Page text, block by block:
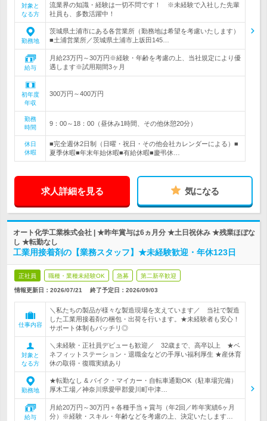
対象と
なる方
流業界の知識・経験は一切不問です！ ※未経験で入社した先輩
社員も、多数活躍中！
勤務地
茨城県土浦市にある各営業所（勤務地は希望を考慮いたします）
■土浦営業所／茨城県土浦市上坂田145…
給与
月給23万円～30万円※経験・年齢を考慮の上、当社規定により優
遇します※試用期間3ヶ月
初年度
年収
300万円～400万円
勤務
時間
9：00～18：00（昼休み1時間、その他休憩20分）
休日
休暇
■完全週休2日制（日曜・祝日・その他会社カレンダーによる）■
夏季休暇■年末年始休暇■有給休暇■慶弔休…
求人詳細を見る 気になる
オート化学工業株式会社 | ★昨年賞与は6ヵ月分 ★土日祝休み ★残業ほぼな
し ★転勤なし
工業用接着剤の【業務スタッフ】★未経験歓迎・年休123日
正社員 職種・業種未経験OK 急募 第二新卒歓迎
情報更新日：2026/07/21 終了予定日： 2026/09/03
仕事内容
＼私たちの製品が様々な製造現場を支えています／ 当社で製造
した工業用接着剤の梱包・出荷を行います。★未経験者も安心！
サポート体制もバッチリ◎
対象と
なる方
＼未経験・正社員デビューも歓迎／ 32歳まで、高卒以上 ★ベ
ネフィットステーション・退職金などの手厚い福利厚生 ★産休育
休の取得・復職実績あり
勤務地
★転勤なし & バイク・マイカー・自転車通勤OK（駐車場完備）
厚木工場／神奈川県愛甲郡愛川町中津…
給与
月給20万円～30万円＋各種手当＋賞与（年2回／昨年実績6ヶ月
分）※経験・スキル・年齢などを考慮の上、決定いたします…